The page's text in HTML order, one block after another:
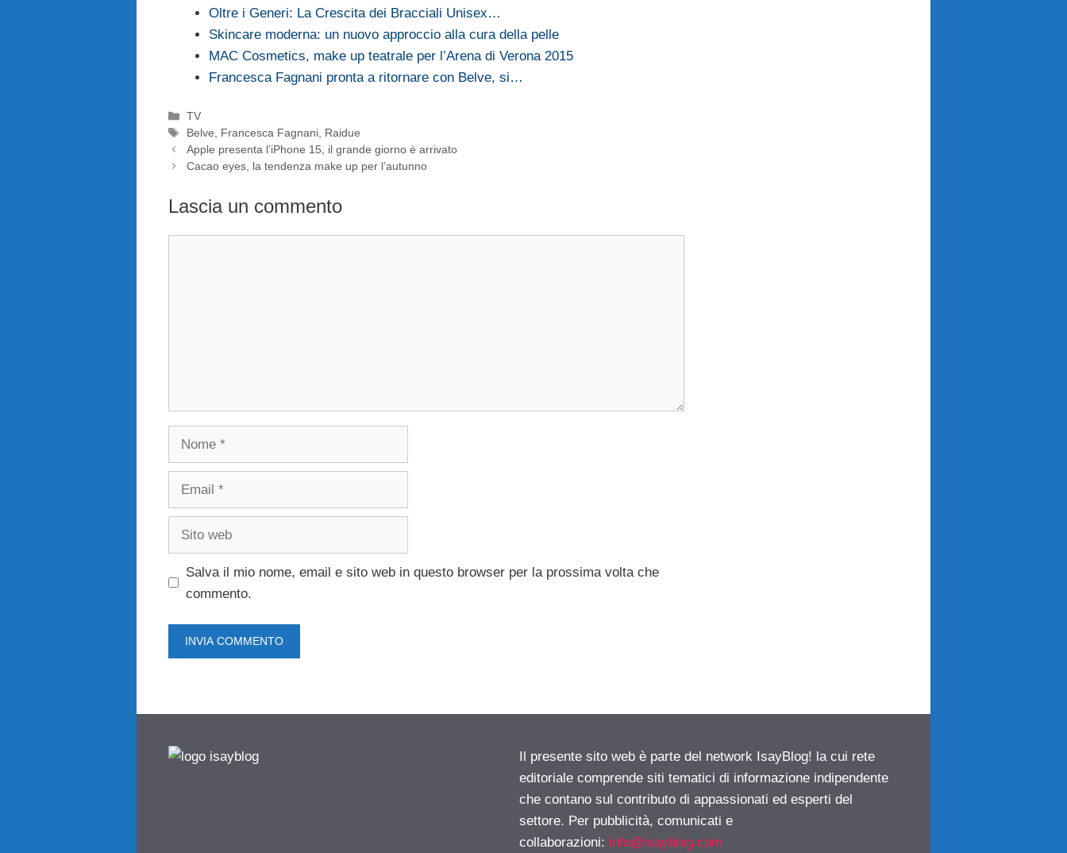
Oltre i Generi: La Crescita dei Bracciali Unisex…
Skincare moderna: un nuovo approccio alla cura della pelle
MAC Cosmetics, make up teatrale per l’Arena di Verona 2015
Francesca Fagnani pronta a ritornare con Belve, si…
Categorie
TV
Tag
Belve, Francesca Fagnani, Raidue
Apple presenta l’iPhone 15, il grande giorno è arrivato
Cacao eyes, la tendenza make up per l’autunno
Lascia un commento
Nome
Email
Sito
Salva il mio nome, email e sito web in questo browser per la prossima volta che
commento.
Il presente sito web è parte del network IsayBlog! la cui rete
editoriale comprende siti tematici di informazione indipendente
che contano sul contributo di appassionati ed esperti del
settore. Per pubblicità, comunicati e
collaborazioni: info@isayblog.com